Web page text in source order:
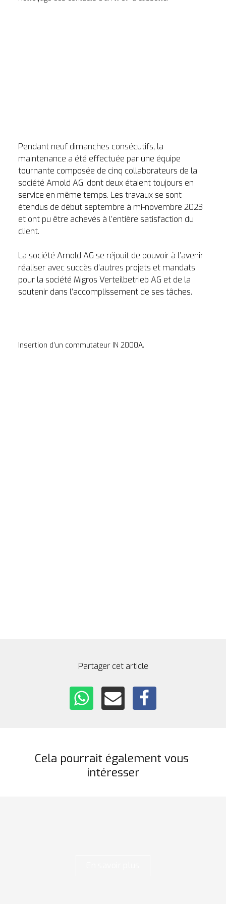
Pendant neuf dimanches consécutifs, la
maintenance a été effectuée par une équipe
tournante composée de cinq collaborateurs de la
société Arnold AG, dont deux étaient toujours en
service en même temps. Les travaux se sont
étendus de début septembre à mi-novembre 2023
et ont pu être achevés à l’entière satisfaction du
client.
La société Arnold AG se réjouit de pouvoir à l’avenir
réaliser avec succès d’autres projets et mandats
pour la société Migros Verteilbetrieb AG et de la
soutenir dans l’accomplissement de ses tâches.
Insertion d’un commutateur IN 2000A.
Partager cet article
Cela pourrait également vous
intéresser